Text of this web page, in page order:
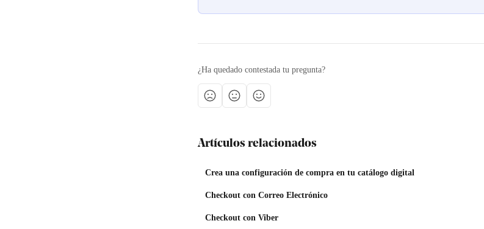
¿Ha quedado contestada tu pregunta?
Artículos relacionados
Crea una configuración de compra en tu catálogo digital
Checkout con Correo Electrónico
Checkout con Viber